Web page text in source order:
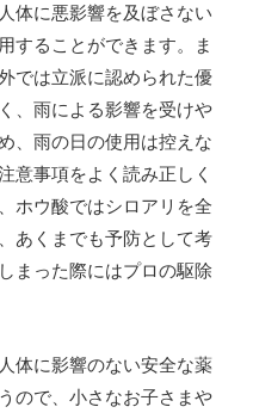
体に悪影響を及ぼさない
することができます。ま
では立派に認められた優
、雨による影響を受けや
、雨の日の使用は控えな
意事項をよく読み正しく
ホウ酸ではシロアリを全
あくまでも予防として考
まった際にはプロの駆除
体に影響のない安全な薬
ので、小さなお子さまや